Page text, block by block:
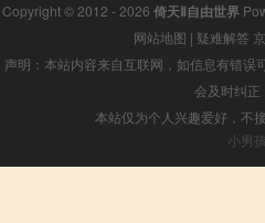
Copyright © 2012 - 2026 倚天Ⅱ自由世界
网站地图 | 疑难解答
声明：本站内容来自互联网，如信息有错
会及时纠正
本站仅为个人兴趣爱好，不
小男孩